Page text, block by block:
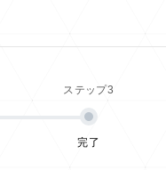
完了